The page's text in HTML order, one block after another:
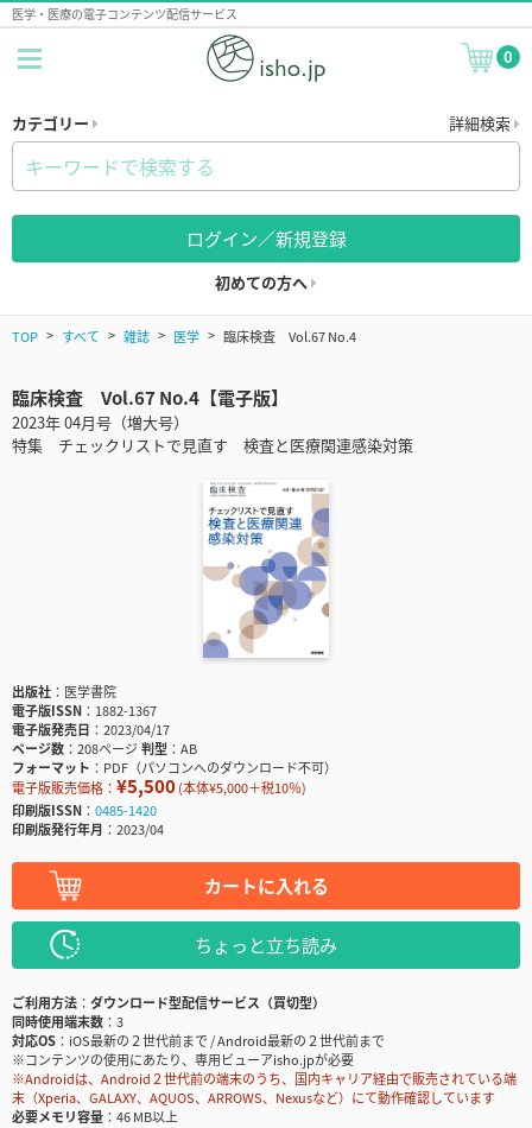
医学・医療の電子コンテンツ配信サービス
0
カテゴリー 詳細検索
ログイン／新規登録
初めての方へ
TOP すべて 雑誌 医学 臨床検査 Vol.67 No.4
臨床検査 Vol.67 No.4【電子版】
2023年 04月号（増大号）
特集 チェックリストで見直す 検査と医療関連感染対策
出版社
医学書院
電子版ISSN
1882-1367
電子版発売日
2023/04/17
ページ数
208ページ判型
AB
フォーマット
PDF（パソコンへのダウンロード不可）
電子版販売価格： ¥5,500(本体¥5,000＋税10％)
印刷版ISSN
0485-1420
印刷版発行年月
2023/04
カートに入れる
ちょっと立ち読み
ご利用方法
ダウンロード型配信サービス（買切型）
同時使用端末数
3
対応OS
iOS最新の２世代前まで / Android最新の２世代前まで
※コンテンツの使用にあたり、専用ビューアisho.jpが必要
※Androidは、Android２世代前の端末のうち、国内キャリア経由で販売されている端
末（Xperia、GALAXY、AQUOS、ARROWS、Nexusなど）にて動作確認しています
必要メモリ容量
46 MB以上